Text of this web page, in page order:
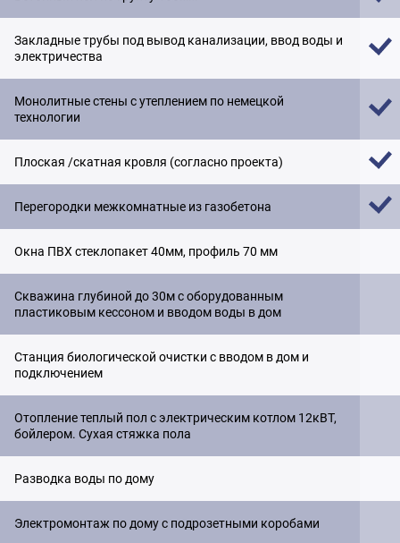
Закладные трубы под вывод канализации, ввод воды и
электричества
Монолитные стены с утеплением по немецкой
технологии
Плоская /скатная кровля (согласно проекта)
Перегородки межкомнатные из газобетона
Окна ПВХ стеклопакет 40мм, профиль 70 мм
Скважина глубиной до 30м с оборудованным
пластиковым кессоном и вводом воды в дом
Станция биологической очистки с вводом в дом и
подключением
Отопление теплый пол с электрическим котлом 12кВТ,
бойлером. Сухая стяжка пола
Разводка воды по дому
Электромонтаж по дому с подрозетными коробами